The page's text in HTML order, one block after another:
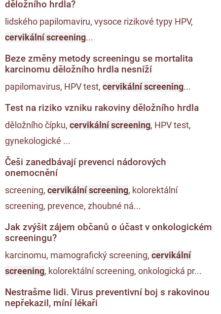
děložního hrdla?
lidského papilomaviru, vysoce rizikové typy HPV,
cervikální screening...
Beze změny metody screeningu se mortalita
karcinomu děložního hrdla nesníží
papilomavirus, HPV test, cervikální screening...
Test na riziko vzniku rakoviny děložního hrdla
děložního čípku, cervikální screening, HPV test,
gynekologické ...
Češi zanedbávají prevenci nádorových
onemocnění
screening, cervikální screening, kolorektální
screening, prevence, zhoubné ná...
Jak zvýšit zájem občanů o účast v onkologickém
screeningu?
karcinomu, mamografický screening, cervikální
screening, kolorektální screening, onkologická pr...
Nestrašme lidi. Virus preventivní boj s rakovinou
nepřekazil, míní lékaři